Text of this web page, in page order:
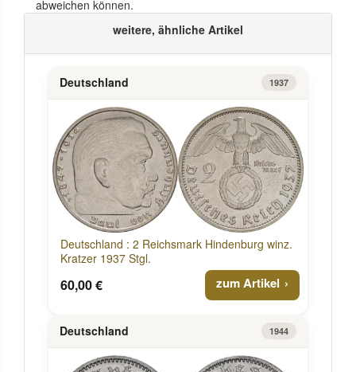
abweichen können.
weitere, ähnliche Artikel
Deutschland 1937
Deutschland : 2 Reichsmark Hindenburg winz.
Kratzer 1937 Stgl.
60,00 € zum Artikel
Deutschland 1944